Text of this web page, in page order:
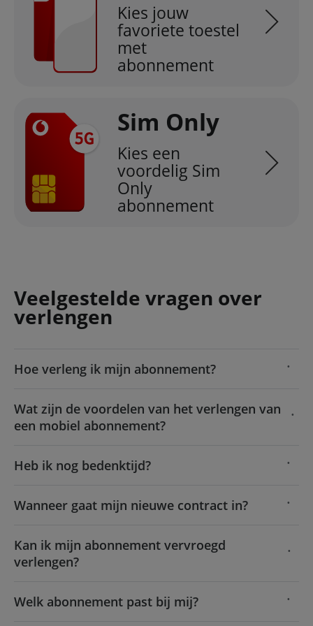
Kies jouw
favoriete toestel
met
abonnement
Sim Only
Kies een
voordelig Sim
Only
abonnement
Veelgestelde vragen over
verlengen
Hoe verleng ik mijn abonnement?
Wat zijn de voordelen van het verlengen van
een mobiel abonnement?
Heb ik nog bedenktijd?
Wanneer gaat mijn nieuwe contract in?
Kan ik mijn abonnement vervroegd
verlengen?
Welk abonnement past bij mij?